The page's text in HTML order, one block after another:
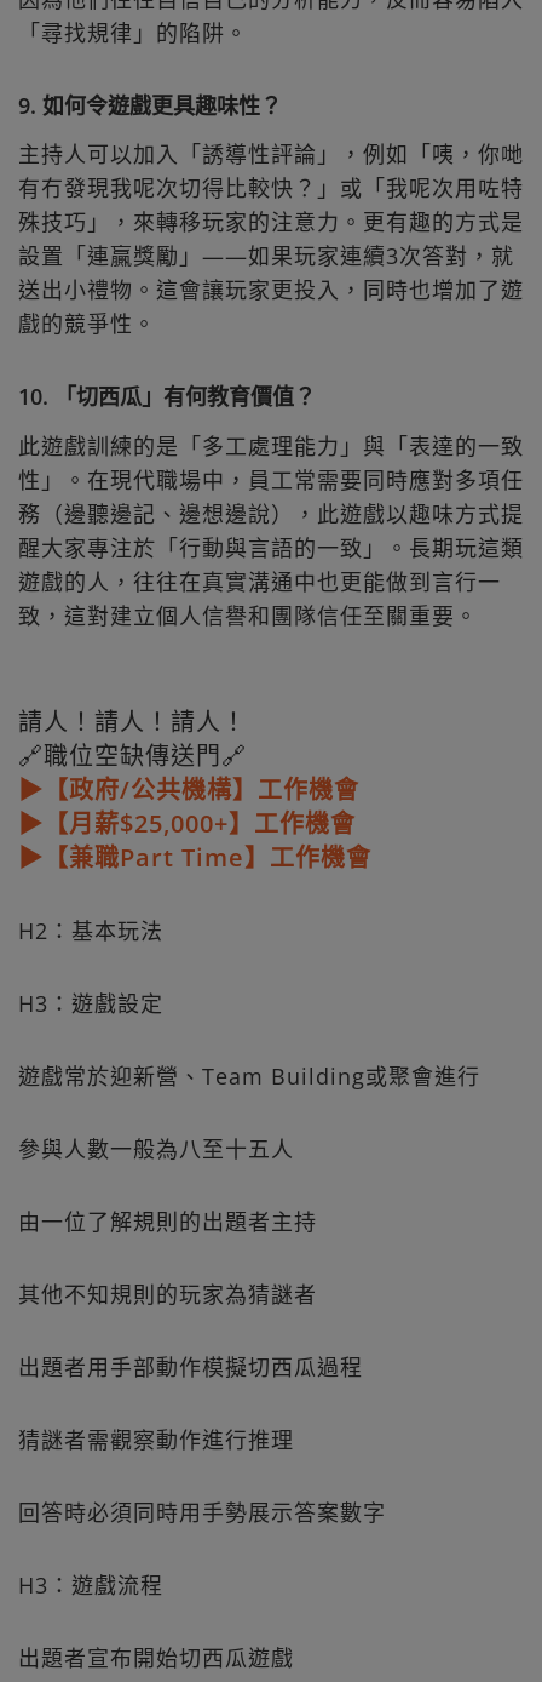
「尋找規律」的陷阱。
9. 如何令遊戲更具趣味性？
主持人可以加入「誘導性評論」，例如「咦，你哋
有冇發現我呢次切得比較快？」或「我呢次用咗特
殊技巧」，來轉移玩家的注意力。更有趣的方式是
設置「連贏獎勵」——如果玩家連續3次答對，就
送出小禮物。這會讓玩家更投入，同時也增加了遊
戲的競爭性。
10. 「切西瓜」有何教育價值？
此遊戲訓練的是「多工處理能力」與「表達的一致
性」。在現代職場中，員工常需要同時應對多項任
務（邊聽邊記、邊想邊說），此遊戲以趣味方式提
醒大家專注於「行動與言語的一致」。長期玩這類
遊戲的人，往往在真實溝通中也更能做到言行一
致，這對建立個人信譽和團隊信任至關重要。
請人！請人！請人！
🔗職位空缺傳送門🔗
▶【政府/公共機構】工作機會
▶【月薪$25,000+】工作機會
▶【兼職Part Time】工作機會
H2：基本玩法
H3：遊戲設定
遊戲常於迎新營、Team Building或聚會進行
參與人數一般為八至十五人
由一位了解規則的出題者主持
其他不知規則的玩家為猜謎者
出題者用手部動作模擬切西瓜過程
猜謎者需觀察動作進行推理
回答時必須同時用手勢展示答案數字
H3：遊戲流程
出題者宣布開始切西瓜遊戲